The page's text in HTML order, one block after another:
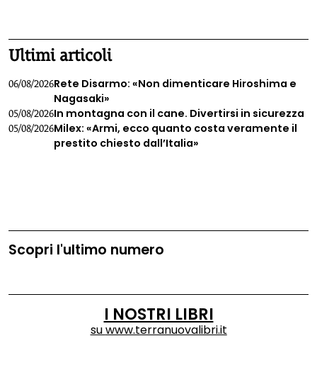
Ultimi articoli
06/08/2026Rete Disarmo: «Non dimenticare Hiroshima e
Nagasaki»
05/08/2026In montagna con il cane. Divertirsi in sicurezza
05/08/2026Milex: «Armi, ecco quanto costa veramente il
prestito chiesto dall’Italia»
Scopri l'ultimo numero
I NOSTRI LIBRI
suwww.terranuovalibri.it